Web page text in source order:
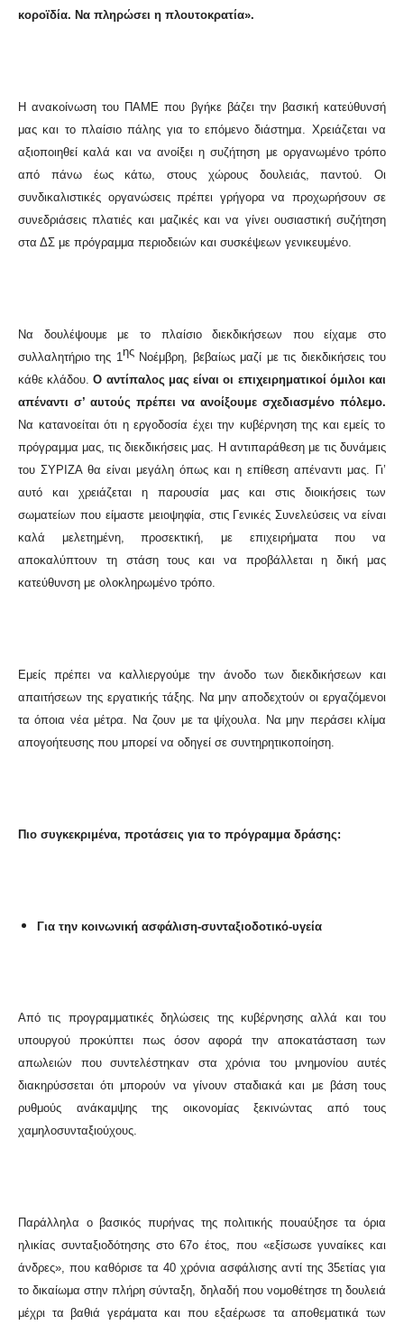
κοροϊδία. Να πληρώσει η πλουτοκρατία».
Η ανακοίνωση του ΠΑΜΕ που βγήκε βάζει την βασική κατεύθυνσή
μας και το πλαίσιο πάλης για το επόμενο διάστημα. Χρειάζεται να
αξιοποιηθεί καλά και να ανοίξει η συζήτηση με οργανωμένο τρόπο
από πάνω έως κάτω, στους χώρους δουλειάς, παντού. Οι
συνδικαλιστικές οργανώσεις πρέπει γρήγορα να προχωρήσουν σε
συνεδριάσεις πλατιές και μαζικές και να γίνει ουσιαστική συζήτηση
στα ΔΣ με πρόγραμμα περιοδειών και συσκέψεων γενικευμένο.
Να δουλέψουμε με το πλαίσιο διεκδικήσεων που είχαμε στο
συλλαλητήριο της 1ηςΝοέμβρη, βεβαίως μαζί με τις διεκδικήσεις του
κάθε κλάδου.Ο αντίπαλος μας είναι οι επιχειρηματικοί όμιλοι και
απέναντι σ’ αυτούς πρέπει να ανοίξουμε σχεδιασμένο πόλεμο.
Να κατανοείται ότι η εργοδοσία έχει την κυβέρνηση της και εμείς το
πρόγραμμα μας, τις διεκδικήσεις μας. Η αντιπαράθεση με τις δυνάμεις
του ΣΥΡΙΖΑ θα είναι μεγάλη όπως και η επίθεση απέναντι μας. Γι’
αυτό και χρειάζεται η παρουσία μας και στις διοικήσεις των
σωματείων που είμαστε μειοψηφία, στις Γενικές Συνελεύσεις να είναι
καλά μελετημένη, προσεκτική, με επιχειρήματα που να
αποκαλύπτουν τη στάση τους και να προβάλλεται η δική μας
κατεύθυνση με ολοκληρωμένο τρόπο.
Εμείς πρέπει να καλλιεργούμε την άνοδο των διεκδικήσεων και
απαιτήσεων της εργατικής τάξης. Να μην αποδεχτούν οι εργαζόμενοι
τα όποια νέα μέτρα. Να ζουν με τα ψίχουλα. Να μην περάσει κλίμα
απογοήτευσης που μπορεί να οδηγεί σε συντηρητικοποίηση.
Πιο συγκεκριμένα, προτάσεις για το πρόγραμμα δράσης:
Για την κοινωνική ασφάλιση-συνταξιοδοτικό-υγεία
Από τις προγραμματικές δηλώσεις της κυβέρνησης αλλά και του
υπουργού προκύπτει πως όσον αφορά την αποκατάσταση των
απωλειών που συντελέστηκαν στα χρόνια του μνημονίου αυτές
διακηρύσσεται ότι μπορούν να γίνουν σταδιακά και με βάση τους
ρυθμούς ανάκαμψης της οικονομίας ξεκινώντας από τους
χαμηλοσυνταξιούχους.
Παράλληλα ο βασικός πυρήνας της πολιτικής πουαύξησε τα όρια
ηλικίας συνταξιοδότησης στο 67ο έτος, που «εξίσωσε γυναίκες και
άνδρες», που καθόρισε τα 40 χρόνια ασφάλισης αντί της 35ετίας για
το δικαίωμα στην πλήρη σύνταξη, δηλαδή που νομοθέτησε τη δουλειά
μέχρι τα βαθιά γεράματα και που εξαέρωσε τα αποθεματικά των